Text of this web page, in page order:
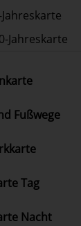
Jahreskarte
Jahreskarte
Fußwege
Tag
Nacht